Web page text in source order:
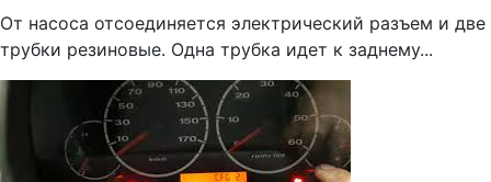
От насоса отсоединяется электрический разъем и две
трубки резиновые. Одна трубка идет к заднему...